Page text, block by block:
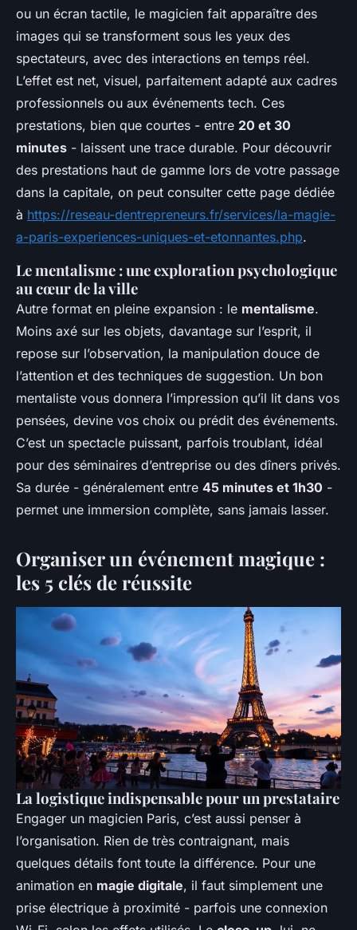
ou un écran tactile, le magicien fait apparaître des
images qui se transforment sous les yeux des
spectateurs, avec des interactions en temps réel.
L’effet est net, visuel, parfaitement adapté aux cadres
professionnels ou aux événements tech. Ces
prestations, bien que courtes - entre 20 et 30
minutes - laissent une trace durable. Pour découvrir
des prestations haut de gamme lors de votre passage
dans la capitale, on peut consulter cette page dédiée
à https://reseau-dentrepreneurs.fr/services/la-magie-
a-paris-experiences-uniques-et-etonnantes.php.
Le mentalisme : une exploration psychologique
au cœur de la ville
Autre format en pleine expansion : le mentalisme.
Moins axé sur les objets, davantage sur l’esprit, il
repose sur l’observation, la manipulation douce de
l’attention et des techniques de suggestion. Un bon
mentaliste vous donnera l’impression qu’il lit dans vos
pensées, devine vos choix ou prédit des événements.
C’est un spectacle puissant, parfois troublant, idéal
pour des séminaires d’entreprise ou des dîners privés.
Sa durée - généralement entre 45 minutes et 1h30 -
permet une immersion complète, sans jamais lasser.
Organiser un événement magique :
les 5 clés de réussite
La logistique indispensable pour un prestataire
Engager un magicien Paris, c’est aussi penser à
l’organisation. Rien de très contraignant, mais
quelques détails font toute la différence. Pour une
animation en magie digitale, il faut simplement une
prise électrique à proximité - parfois une connexion